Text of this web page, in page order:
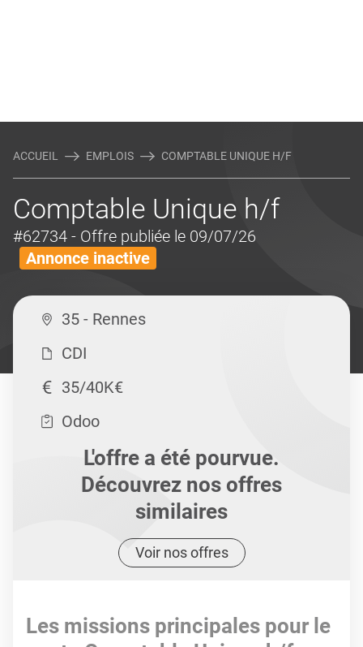
ACCUEIL EMPLOIS COMPTABLE UNIQUE H/F
Comptable Unique h/f
#62734 - Offre publiée le 09/07/26
Annonce inactive
35 - Rennes
CDI
35/40K€
Odoo
L'offre a été pourvue.
Découvrez nos offres
similaires
Voir nos offres
Les missions principales pour le